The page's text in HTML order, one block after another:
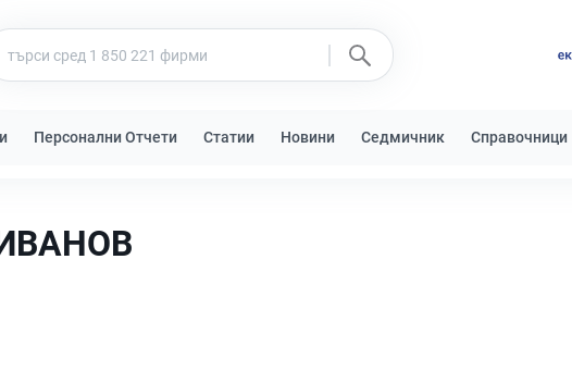
Персонални Отчети Статии Новини Седмичник Справочници